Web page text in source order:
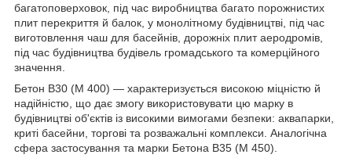
багатоповерховок, під час виробництва багато порожнистих
плит перекриття й балок, у монолітному будівництві, під час
виготовлення чаш для басейнів, дорожніх плит аеродромів,
під час будівництва будівель громадського та комерційного
значення.
Бетон В30 (М 400) — характеризується високою міцністю й
надійністю, що дає змогу використовувати цю марку в
будівництві об'єктів із високими вимогами безпеки: аквапарки,
криті басейни, торгові та розважальні комплекси. Аналогічна
сфера застосування та марки Бетона В35 (М 450).